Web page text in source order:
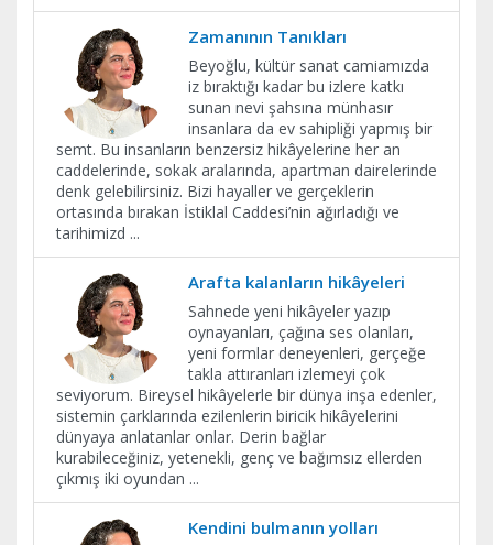
Zamanının Tanıkları
Beyoğlu, kültür sanat camiamızda
iz bıraktığı kadar bu izlere katkı
sunan nevi şahsına münhasır
insanlara da ev sahipliği yapmış bir
semt. Bu insanların benzersiz hikâyelerine her an
caddelerinde, sokak aralarında, apartman dairelerinde
denk gelebilirsiniz. Bizi hayaller ve gerçeklerin
ortasında bırakan İstiklal Caddesi’nin ağırladığı ve
tarihimizd ...
Arafta kalanların hikâyeleri
Sahnede yeni hikâyeler yazıp
oynayanları, çağına ses olanları,
yeni formlar deneyenleri, gerçeğe
takla attıranları izlemeyi çok
seviyorum. Bireysel hikâyelerle bir dünya inşa edenler,
sistemin çarklarında ezilenlerin biricik hikâyelerini
dünyaya anlatanlar onlar. Derin bağlar
kurabileceğiniz, yetenekli, genç ve bağımsız ellerden
çıkmış iki oyundan ...
​Kendini bulmanın yolları